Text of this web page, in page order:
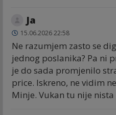
Ja
15.06.2026 22:58
Ne razumjem zasto se
jednog poslanika? Pa ni
je do sada promjenilo
price. Iskreno, ne vidim
Minje. Vukan tu nije